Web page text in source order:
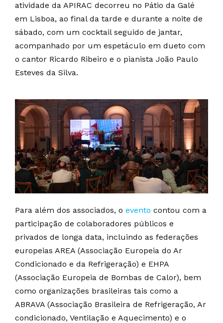
atividade da APIRAC decorreu no Pátio da Galé
em Lisboa, ao final da tarde e durante a noite de
sábado, com um cocktail seguido de jantar,
acompanhado por um espetáculo em dueto com
o cantor Ricardo Ribeiro e o pianista João Paulo
Esteves da Silva.
Para além dos associados, o evento contou com a
participação de colaboradores públicos e
privados de longa data, incluindo as federações
europeias AREA (Associação Europeia do Ar
Condicionado e da Refrigeração) e EHPA
(Associação Europeia de Bombas de Calor), bem
como organizações brasileiras tais como a
ABRAVA (Associação Brasileira de Refrigeração, Ar
condicionado, Ventilação e Aquecimento) e o